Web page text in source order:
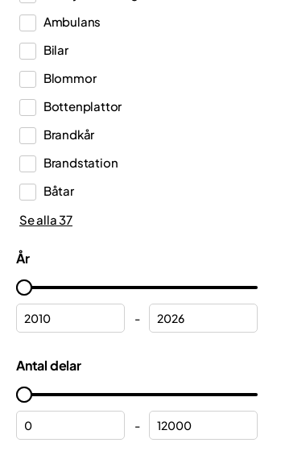
Dots
DREAMZzz™
Duplo®
Editions
Education
Fortnite®
Friends
Harry Potter™
Ideas
Indiana Jones™
Jurassic World™
Gabbys Dockhus
Ambulans
Bilar
Blommor
Bottenplattor
Brandkår
Brandstation
Båtar
Dinosaurier
Flygplan
Formel 1
Frost
Helikoptrar
Hjälmar
Se alla 37
År
-
Antal delar
-